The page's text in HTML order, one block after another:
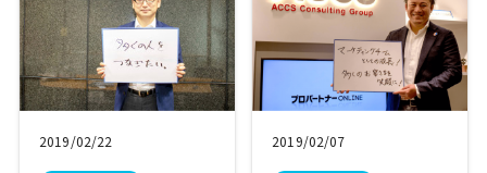
2019/02/22 2019/02/07